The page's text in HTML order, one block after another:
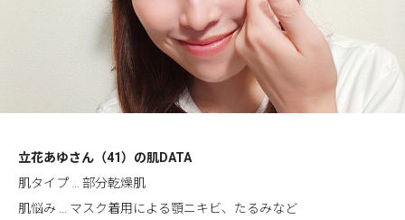
立花あゆさん（41）の肌DATA
肌タイプ … 部分乾燥肌
肌悩み … マスク着用による顎ニキビ、たるみなど